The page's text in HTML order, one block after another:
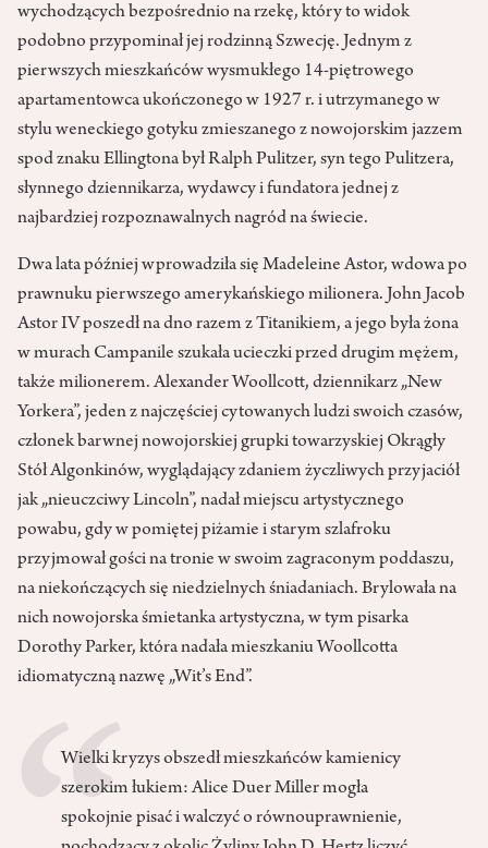
wychodzących bezpośrednio na rzekę, który to widok
podobno przypominał jej rodzinną Szwecję. Jednym z
pierwszych mieszkańców wysmukłego 14-piętrowego
apartamentowca ukończonego w 1927 r. i utrzymanego w
stylu weneckiego gotyku zmieszanego z nowojorskim jazzem
spod znaku Ellingtona był Ralph Pulitzer, syn tego Pulitzera,
słynnego dziennikarza, wydawcy i fundatora jednej z
najbardziej rozpoznawalnych nagród na świecie.
Dwa lata później wprowadziła się Madeleine Astor, wdowa po
prawnuku pierwszego amerykańskiego milionera. John Jacob
Astor IV poszedł na dno razem z Titanikiem, a jego była żona
w murach Campanile szukała ucieczki przed drugim mężem,
także milionerem. Alexander Woollcott, dziennikarz „New
Yorkera”, jeden z najczęściej cytowanych ludzi swoich czasów,
członek barwnej nowojorskiej grupki towarzyskiej Okrągły
Stół Algonkinów, wyglądający zdaniem życzliwych przyjaciół
jak „nieuczciwy Lincoln”, nadał miejscu artystycznego
powabu, gdy w pomiętej piżamie i starym szlafroku
przyjmował gości na tronie w swoim zagraconym poddaszu,
na niekończących się niedzielnych śniadaniach. Brylowała na
nich nowojorska śmietanka artystyczna, w tym pisarka
Dorothy Parker, która nadała mieszkaniu Woollcotta
idiomatyczną nazwę „Wit’s End”.
Wielki kryzys obszedł mieszkańców kamienicy
szerokim łukiem: Alice Duer Miller mogła
spokojnie pisać i walczyć o równouprawnienie,